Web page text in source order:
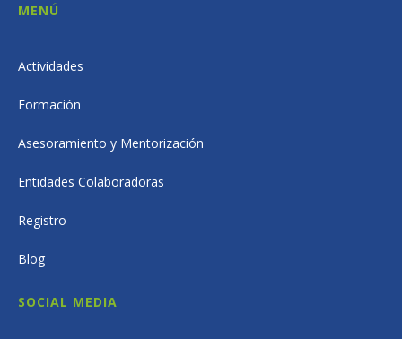
MENÚ
Actividades
Formación
Asesoramiento y Mentorización
Entidades Colaboradoras
Registro
Blog
SOCIAL MEDIA